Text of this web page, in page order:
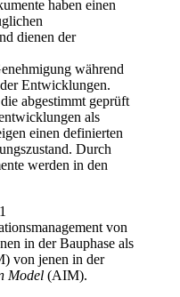
haben einen
dienen der
während
Entwicklungen.
abgestimmt geprüft
als
einen definierten
Durch
werden in den
von
in der Bauphase als
von jenen in der
Model (AIM).